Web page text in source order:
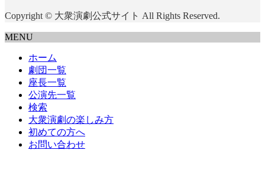
Copyright © 大衆演劇公式サイト All Rights Reserved.
MENU
ホーム
劇団一覧
座長一覧
公演先一覧
検索
大衆演劇の楽しみ方
初めての方へ
お問い合わせ